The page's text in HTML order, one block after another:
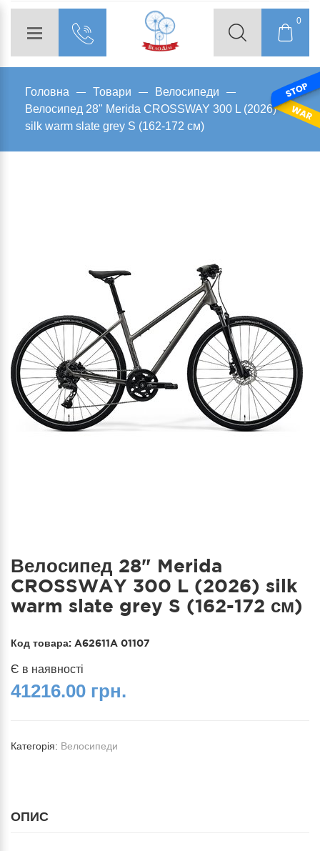
0
Головна Товари
Велосипеди
Велосипед 28" Merida CROSSWAY 300 L (2026)
silk warm slate grey S (162-172 см)
Велосипед 28" Merida
CROSSWAY 300 L (2026) silk
warm slate grey S (162-172 см)
Код товара: A62611A 01107
Є в наявності
41216.00 грн.
Категорія: Велосипеди
ОПИС